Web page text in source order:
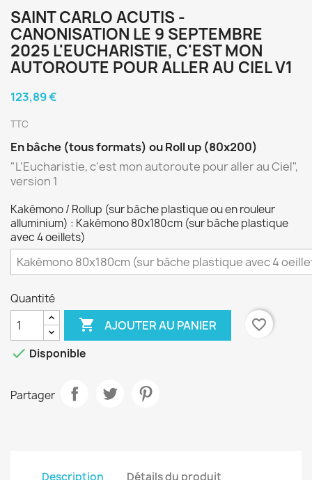
SAINT CARLO ACUTIS -
CANONISATION LE 9 SEPTEMBRE
2025 L'EUCHARISTIE, C'EST MON
AUTOROUTE POUR ALLER AU CIEL V1
123,89 €
TTC
En bâche (tous formats) ou Roll up (80x200)
"L'Eucharistie, c'est mon autoroute pour aller au Ciel",
version 1
Kakémono / Rollup (sur bâche plastique ou en rouleur
alluminium) : Kakémono 80x180cm (sur bâche plastique
avec 4 oeillets)
Quantité
 AJOUTER AU PANIER
favorite_border
 Disponible
Partager
Description Détails du produit